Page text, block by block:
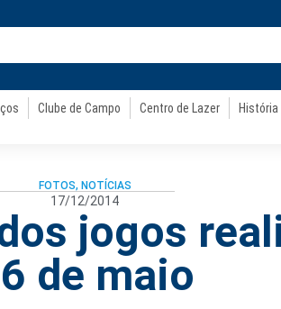
Clube de Campo Centro de Lazer
História
FOTOS, NOTÍCIAS
17/12/2014
jogos
de maio